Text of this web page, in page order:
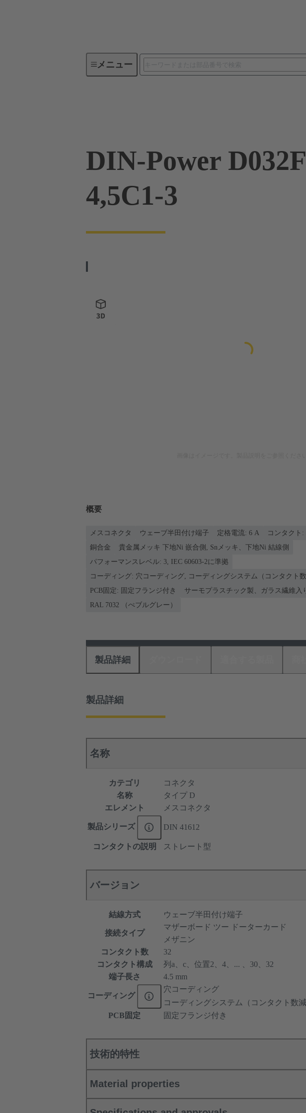
メニューデバイスコネクティビティ
DIN-Power
4,5C1-3
概要
メスコネクタ ウェーブ半田付け端子 定格電流: ‌6 A コンタクト:
銅合金
貴金属メッキ 下地Ni 嵌合側, Snメッキ、下地Ni 結線側
パフォーマンスレベル: 3, IEC 60603-2に準拠
コーディング: 穴コーディング, コーディングシステム（コンタクト数
PCB固定: 固定フランジ付き
サーモプラスチック製、ガラス繊維入
RAL 7032 （ぺブルグレー）
製品詳細
製品詳細
名称
カテゴリ
コネクタ
名称
タイプ D
エレメント
メスコネクタ
製品シリーズ DIN 41612
コンタクトの説明 ストレート型
バージョン
結線方式 ウェーブ半田付け端子
接続タイプ
マザーボード ツー ドーターカード
メザニン
コンタクト数
32
コンタクト構成
列a、c、位置2、4、... 、30、32
端子長さ
4.5 mm
コーディング
穴コーディング
コーディングシステム（コンタクト数減
PCB固定
固定フランジ付き
技術的特性
Material properties